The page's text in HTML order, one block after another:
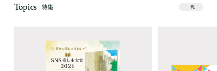
Topics 特集 一覧